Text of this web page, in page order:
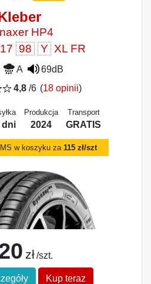
HP4
98 Y XL FR
A
69dB
4,8/6 (18 opinii)
dni
Produkcja
2024
Transport
GRATIS
w koszyku za 115 zł/szt
zł /szt.
Kup teraz